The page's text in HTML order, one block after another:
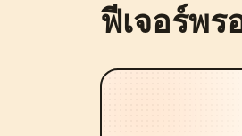
ฟีเจอร์พร